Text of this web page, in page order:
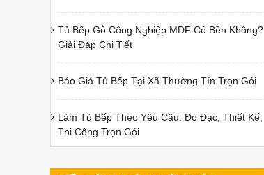
Tủ Bếp Gỗ Công Nghiệp MDF Có Bền Không?
Giải Đáp Chi Tiết
Báo Giá Tủ Bếp Tại Xã Thường Tín Trọn Gói
Làm Tủ Bếp Theo Yêu Cầu: Đo Đạc, Thiết Kế,
Thi Công Trọn Gói